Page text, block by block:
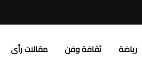
رياضة ثقافة وفن مقالات رأى